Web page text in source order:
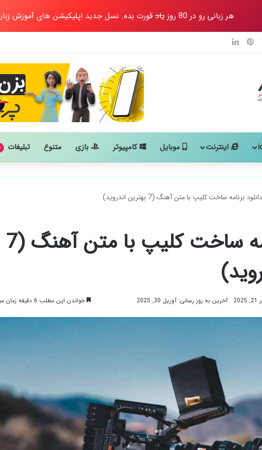
هر زبانی رو در 80 روز یادقورت بده. نسل جدید اپلیکیشن های آموزش
‫پین‌ترست
لینکدین
اینترنت موبایل کامپیوتر بازی متنوع تبلیغات
دانلود برنامه ساخت کلیپ با متن آهنگ (7 بهترین اندروید)
دانلود برنامه ساخت کلیپ با متن آهنگ (7
آخرین به روز رسانی: آوریل 30, 2025 خواندن این مطلب 6 دقیقه زمان میبرد